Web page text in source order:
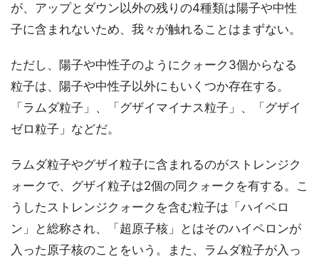
が、アップとダウン以外の残りの4種類は陽子や中性
子に含まれないため、我々が触れることはまずない。
ただし、陽子や中性子のようにクォーク3個からなる
粒子は、陽子や中性子以外にもいくつか存在する。
「ラムダ粒子」、「グザイマイナス粒子」、「グザイ
ゼロ粒子」などだ。
ラムダ粒子やグザイ粒子に含まれるのがストレンジク
ォークで、グザイ粒子は2個の同クォークを有する。こ
うしたストレンジクォークを含む粒子は「ハイペロ
ン」と総称され、「超原子核」とはそのハイペロンが
入った原子核のことをいう。また、ラムダ粒子が入っ